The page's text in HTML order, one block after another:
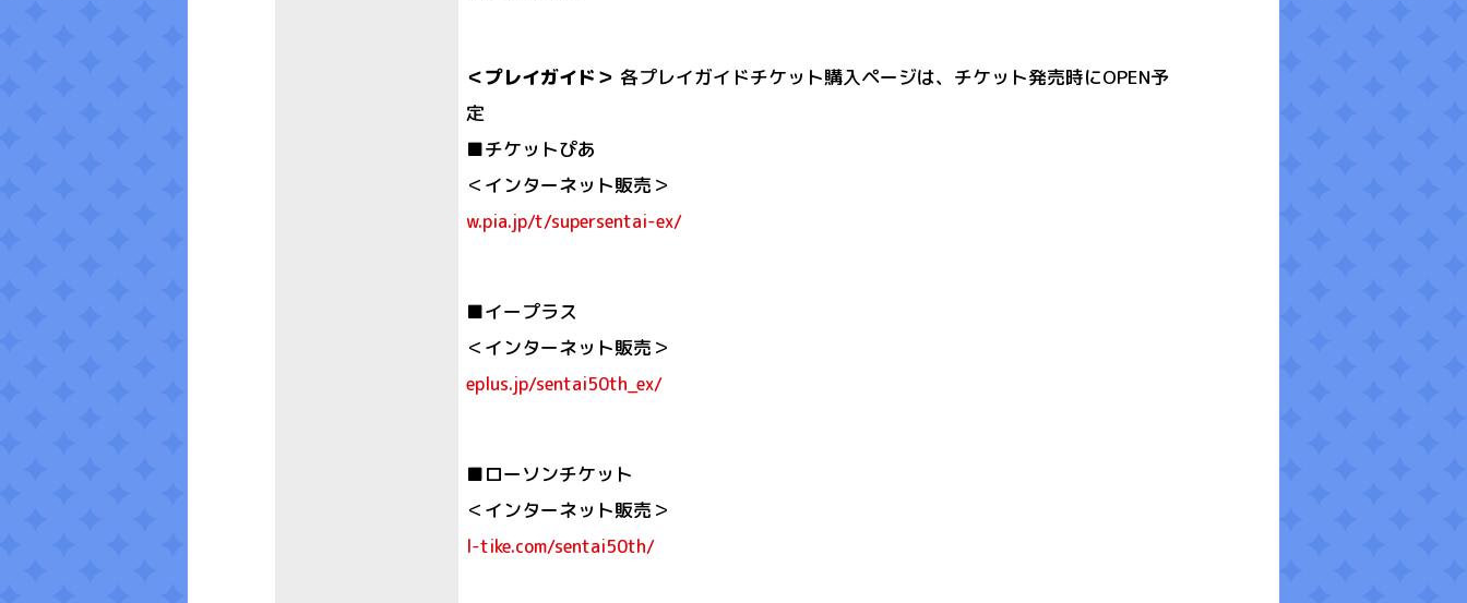
＜プレイガイド＞ 各プレイガイドチケット購入ページは、チケット発売時にOPEN予
定
■チケットぴあ
＜インターネット販売＞
w.pia.jp/t/supersentai-ex/
■イープラス
＜インターネット販売＞
eplus.jp/sentai50th_ex/
■ローソンチケット
＜インターネット販売＞
l-tike.com/sentai50th/